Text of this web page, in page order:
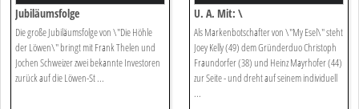
Jubiläumsfolge
Die große Jubiläumsfolge von \"Die Höhle
der Löwen\" bringt mit Frank Thelen und
Jochen Schweizer zwei bekannte Investoren
zurück auf die Löwen-St ...
U. A. Mit: \
Als Markenbotschafter von \"My Esel\" steht
Joey Kelly (49) dem Gründerduo Christoph
Fraundorfer (38) und Heinz Mayrhofer (44)
zur Seite - und dreht auf seinem individuell
...